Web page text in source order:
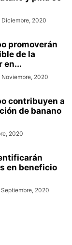
Diciembre, 2020
promoverán
de la
en...
Noviembre, 2020
contribuyen a
de banano
2020
en beneficio
Septiembre, 2020